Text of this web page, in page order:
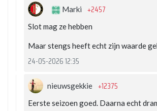
Marki +2457
Slot mag ze hebben
Maar stengs heeft echt zijn waarde
24-05-2026 12:35
nieuwsgekkie +12375
Eerste seizoen goed. Daarna echt